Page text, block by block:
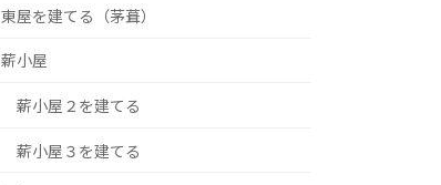
東屋を建てる（茅葺）
薪小屋
薪小屋２を建てる
薪小屋３を建てる